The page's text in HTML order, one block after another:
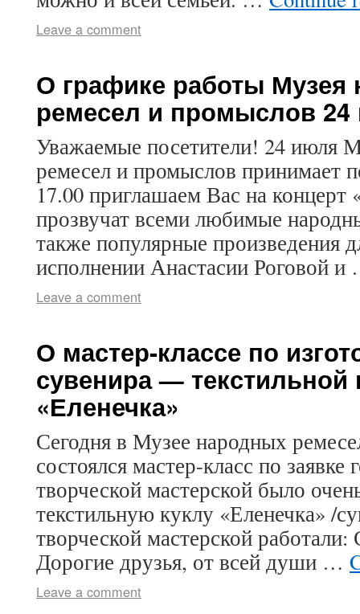
Leave a comment
О графике работы Музея
ремесел и промыслов
Уважаемые посетители! 24 июля
ремесел и промыслов принимает
17.00 приглашаем Вас на концерт
прозвучат всеми любимые
также популярные произведения
исполнении Анастасии Роговой
Leave a comment
О мастер-классе по
сувенира — текстильной
«Еленечка»
Сегодня в Музее народных
состоялся мастер-класс по
творческой мастерской было
текстильную куклу «Еленечка» /
творческой мастерской
Дорогие друзья, от всей души …
Leave a comment